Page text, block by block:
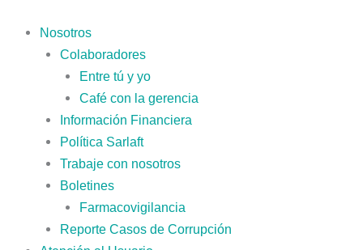
contenido
Nosotros
Colaboradores
Entre tú y yo
Café con la gerencia
Información Financiera
Política Sarlaft
Trabaje con nosotros
Boletines
Farmacovigilancia
Reporte Casos de Corrupción